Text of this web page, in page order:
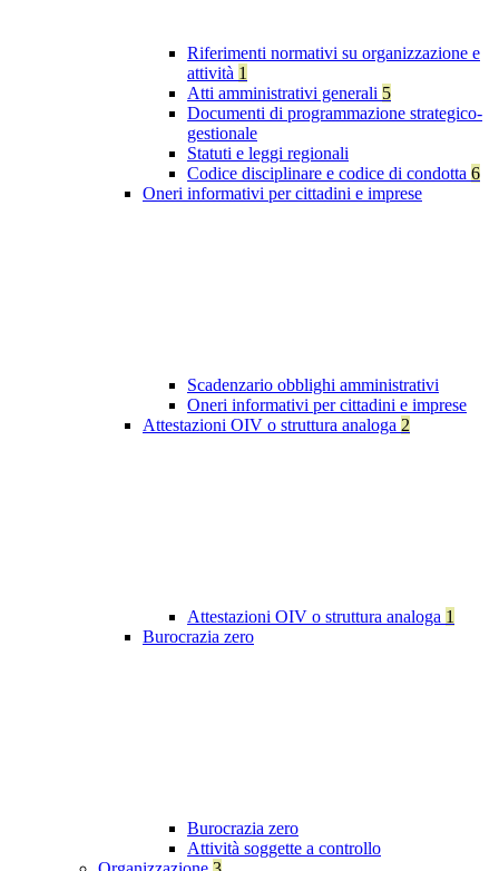
Riferimenti normativi su organizzazione e
attività 1
Atti amministrativi generali 5
Documenti di programmazione strategico-
gestionale
Statuti e leggi regionali
Codice disciplinare e codice di condotta 6
Oneri informativi per cittadini e imprese
Scadenzario obblighi amministrativi
Oneri informativi per cittadini e imprese
Attestazioni OIV o struttura analoga 2
Attestazioni OIV o struttura analoga 1
Burocrazia zero
Burocrazia zero
Attività soggette a controllo